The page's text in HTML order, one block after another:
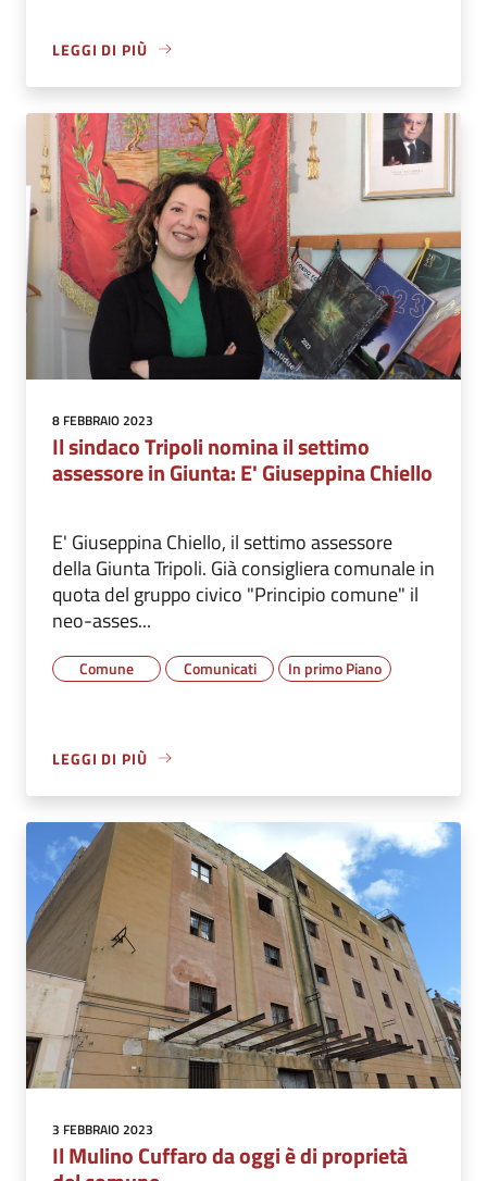
LEGGI DI PIÙ
8 FEBBRAIO 2023
Il sindaco Tripoli nomina il settimo
assessore in Giunta: E' Giuseppina Chiello
E' Giuseppina Chiello, il settimo assessore
della Giunta Tripoli. Già consigliera comunale in
quota del gruppo civico "Principio comune" il
neo-asses...
Comune Comunicati In primo Piano
LEGGI DI PIÙ
3 FEBBRAIO 2023
Il Mulino Cuffaro da oggi è di proprietà